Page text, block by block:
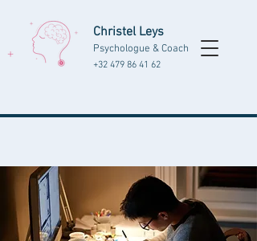
Christel Leys
Psychologue & Coach
+32 479 86 41 62